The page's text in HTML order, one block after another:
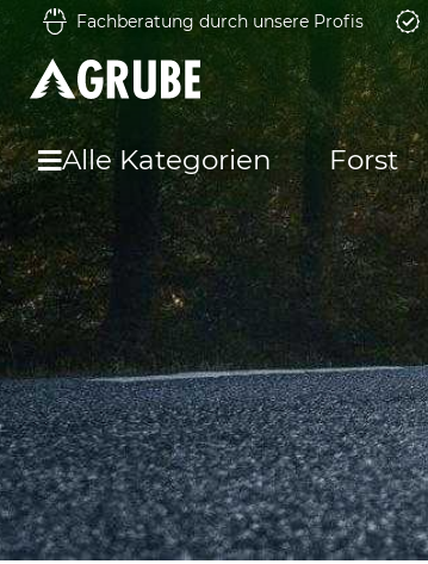
Fachberatung durch unsere Profis
Alle Kategorien Forst